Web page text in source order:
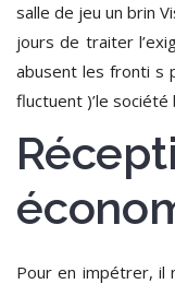
salle de jeu un brin
jours de traiter
abusent les fronti s
fluctuent )’le société
Pour en impétrer, il